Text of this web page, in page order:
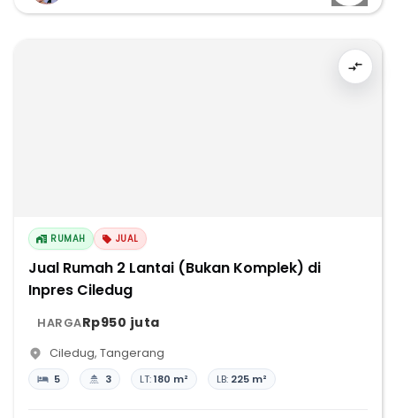
RUMAH JUAL
Jual Rumah 2 Lantai (Bukan Komplek) di
Inpres Ciledug
HARGARp950 juta
Ciledug, Tangerang
5 3 LT:180 m² LB: 225 m²